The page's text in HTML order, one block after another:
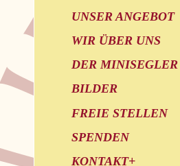
UNSER ANGEBOT
WIR ÜBER UNS
DER MINISEGLER
BILDER
FREIE STELLEN
SPENDEN
KONTAKT+